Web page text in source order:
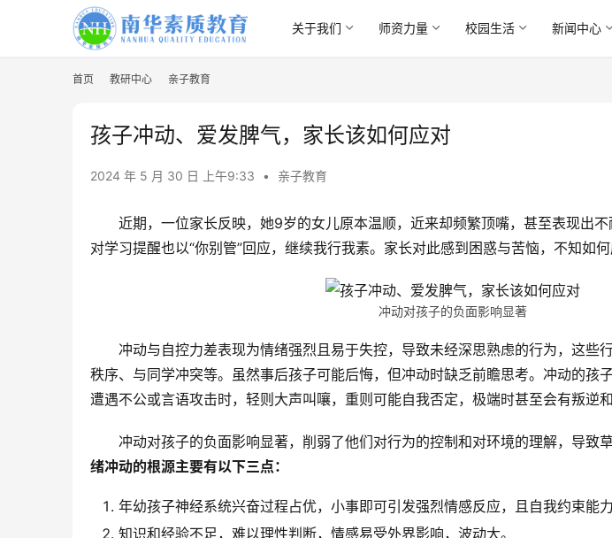
关于我们 师资力量 校园生活 新闻中心
首页 教研中心 亲子教育
孩子冲动、爱发脾气，家长该如何应对
2024 年 5 月 30 日 上午9:33 • 亲子教育
近期，一位家长反映，她9岁的女儿原本温顺，近来却频繁顶嘴，甚至表现出不
对学习提醒也以“你别管”回应，继续我行我素。家长对此感到困惑与苦恼，不知如何
冲动对孩子的负面影响显著
冲动与自控力差表现为情绪强烈且易于失控，导致未经深思熟虑的行为，这些
秩序、与同学冲突等。虽然事后孩子可能后悔，但冲动时缺乏前瞻思考。冲动的孩
遭遇不公或言语攻击时，轻则大声叫嚷，重则可能自我否定，极端时甚至会有叛逆和
冲动对孩子的负面影响显著，削弱了他们对行为的控制和对环境的理解，导致
绪冲动的根源主要有以下三点：
年幼孩子神经系统兴奋过程占优，小事即可引发强烈情感反应，且自我约束能力
知识和经验不足，难以理性判断，情感易受外界影响，波动大。